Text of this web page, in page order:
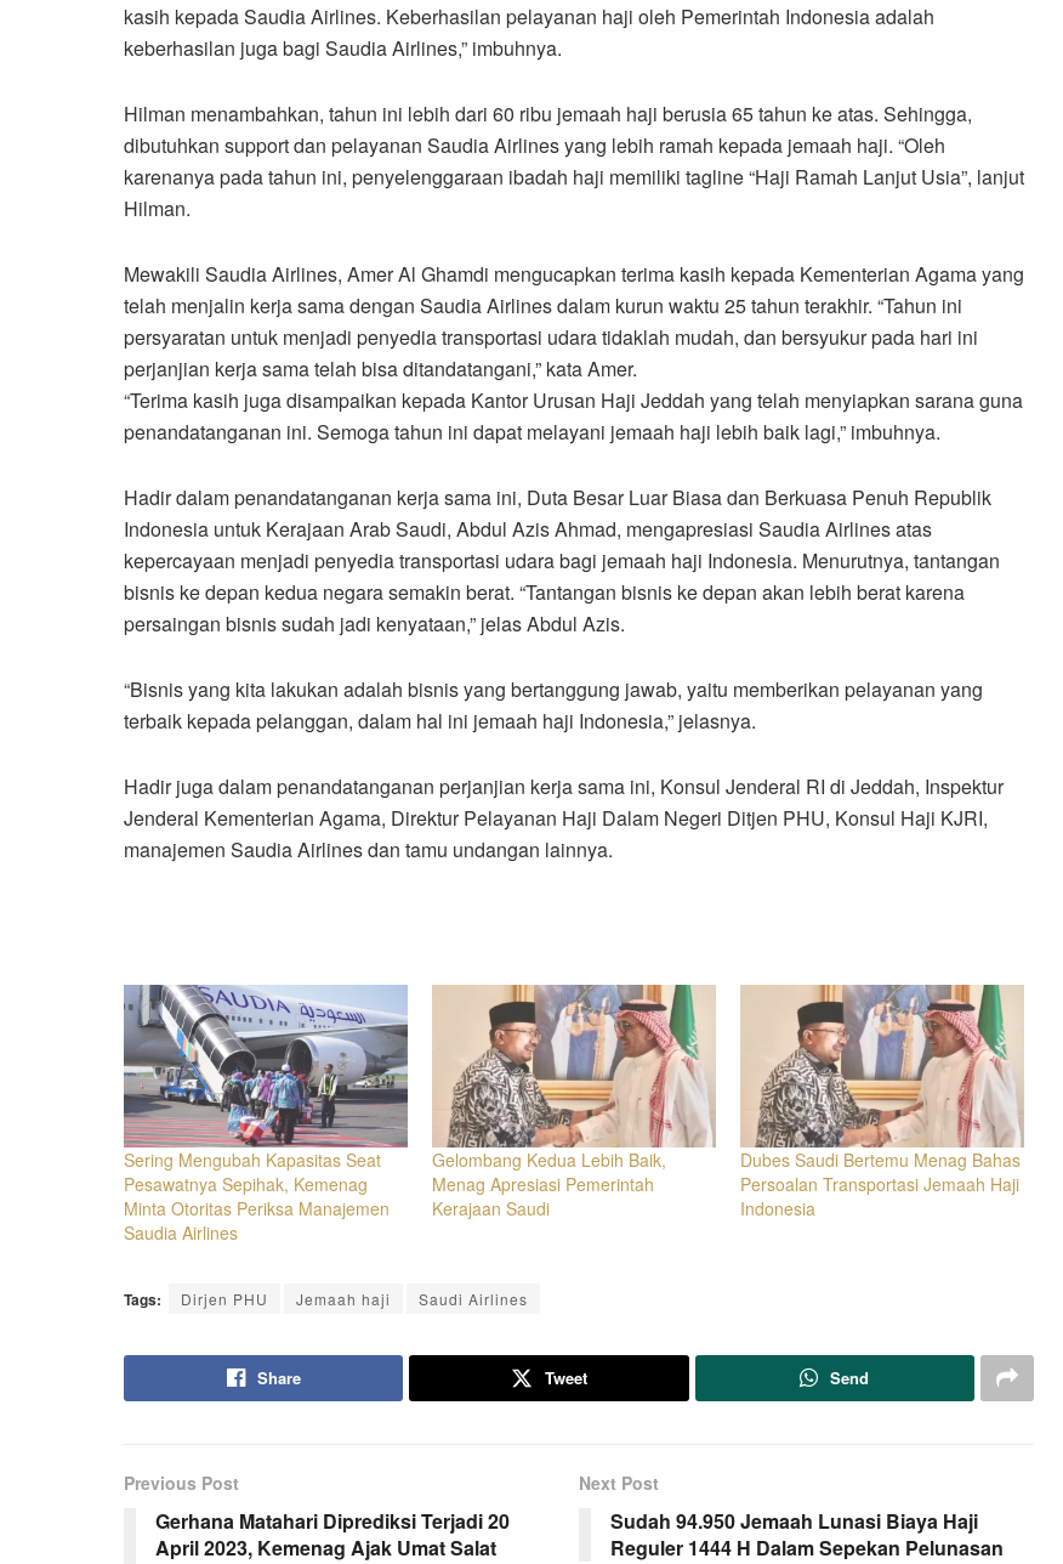
kasih kepada Saudia Airlines. Keberhasilan pelayanan haji oleh Pemerintah Indonesia adalah
keberhasilan juga bagi Saudia Airlines,” imbuhnya.
Hilman menambahkan, tahun ini lebih dari 60 ribu jemaah haji berusia 65 tahun ke atas. Sehingga,
dibutuhkan support dan pelayanan Saudia Airlines yang lebih ramah kepada jemaah haji. “Oleh
karenanya pada tahun ini, penyelenggaraan ibadah haji memiliki tagline “Haji Ramah Lanjut Usia”, lanjut
Hilman.
Mewakili Saudia Airlines, Amer Al Ghamdi mengucapkan terima kasih kepada Kementerian Agama yang
telah menjalin kerja sama dengan Saudia Airlines dalam kurun waktu 25 tahun terakhir. “Tahun ini
persyaratan untuk menjadi penyedia transportasi udara tidaklah mudah, dan bersyukur pada hari ini
perjanjian kerja sama telah bisa ditandatangani,” kata Amer.
“Terima kasih juga disampaikan kepada Kantor Urusan Haji Jeddah yang telah menyiapkan sarana guna
penandatanganan ini. Semoga tahun ini dapat melayani jemaah haji lebih baik lagi,” imbuhnya.
Hadir dalam penandatanganan kerja sama ini, Duta Besar Luar Biasa dan Berkuasa Penuh Republik
Indonesia untuk Kerajaan Arab Saudi, Abdul Azis Ahmad, mengapresiasi Saudia Airlines atas
kepercayaan menjadi penyedia transportasi udara bagi jemaah haji Indonesia. Menurutnya, tantangan
bisnis ke depan kedua negara semakin berat. “Tantangan bisnis ke depan akan lebih berat karena
persaingan bisnis sudah jadi kenyataan,” jelas Abdul Azis.
“Bisnis yang kita lakukan adalah bisnis yang bertanggung jawab, yaitu memberikan pelayanan yang
terbaik kepada pelanggan, dalam hal ini jemaah haji Indonesia,” jelasnya.
Hadir juga dalam penandatanganan perjanjian kerja sama ini, Konsul Jenderal RI di Jeddah, Inspektur
Jenderal Kementerian Agama, Direktur Pelayanan Haji Dalam Negeri Ditjen PHU, Konsul Haji KJRI,
manajemen Saudia Airlines dan tamu undangan lainnya.
Sering Mengubah Kapasitas Seat
Pesawatnya Sepihak, Kemenag
Minta Otoritas Periksa Manajemen
Saudia Airlines
Gelombang Kedua Lebih Baik,
Menag Apresiasi Pemerintah
Kerajaan Saudi
Dubes Saudi Bertemu Menag Bahas
Persoalan Transportasi Jemaah Haji
Indonesia
Tags: Dirjen PHU Jemaah haji Saudi Airlines
Share Tweet Send
Previous Post
Gerhana Matahari Diprediksi Terjadi 20
April 2023, Kemenag Ajak Umat Salat
Next Post
Sudah 94.950 Jemaah Lunasi Biaya Haji
Reguler 1444 H Dalam Sepekan Pelunasan